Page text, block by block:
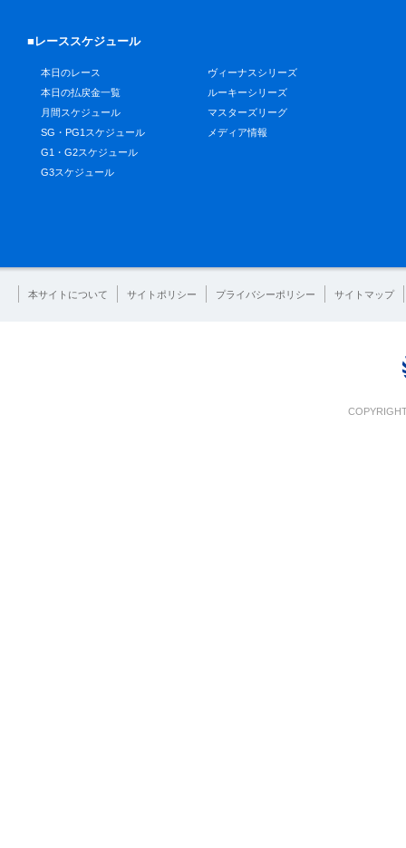
■レーススケジュール
本日のレース
本日の払戻金一覧
月間スケジュール
SG・PG1スケジュール
G1・G2スケジュール
G3スケジュール
ヴィーナスシリーズ
ルーキーシリーズ
マスターズリーグ
メディア情報
本サイトについて サイトポリシー プライバシーポリシー サイトマップ